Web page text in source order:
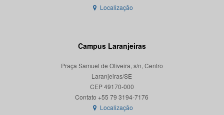
Localização
Campus Laranjeiras
Praça Samuel de Oliveira, s/n, Centro
Laranjeiras/SE
CEP 49170-000
Localização